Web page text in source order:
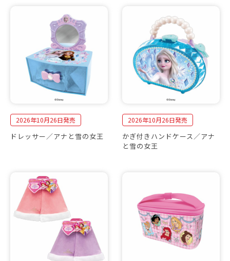
2026年10月26日発売
ドレッサー／アナと雪の女王
2026年10月26日発売
かぎ付きハンドケース／アナ
と雪の女王